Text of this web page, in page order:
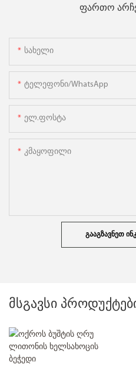
ფართო
Სახელი
Ტელეფონი/WhatsApp
Ელ.ფოსტა
Კმაყოფილი
ᲒᲐᲐᲒᲖᲐᲕᲜᲔᲗ
მსგავსი